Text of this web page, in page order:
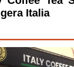
Italia